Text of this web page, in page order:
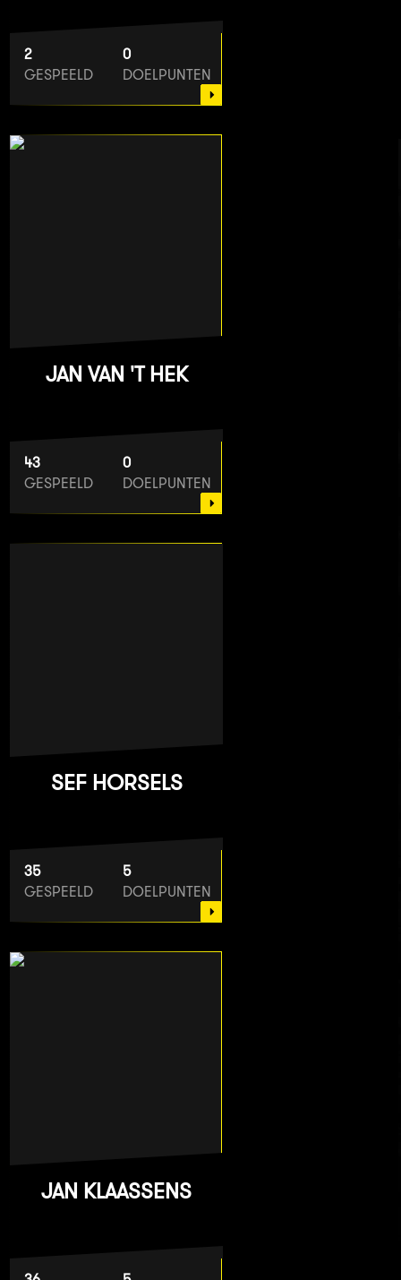
2
GESPEELD
0
DOELPUNTEN
JAN VAN 'T HEK
43
GESPEELD
0
DOELPUNTEN
SEF HORSELS
35
GESPEELD
5
DOELPUNTEN
JAN KLAASSENS